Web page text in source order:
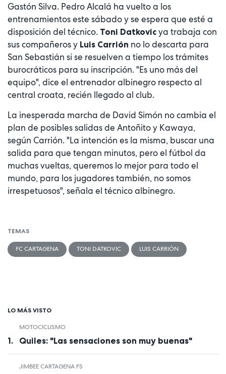
Gastón Silva. Pedro Alcalá ha vuelto a los
entrenamientos este sábado y se espera que esté a
disposición del técnico. Toni Datkovic ya trabaja con
sus compañeros y Luis Carrión no lo descarta para
San Sebastián si se resuelven a tiempo los trámites
burocráticos para su inscripción. "Es uno más del
equipo", dice el entrenador albinegro respecto al
central croata, recién llegado al club.
La inesperada marcha de David Simón no cambia el
plan de posibles salidas de Antoñito y Kawaya,
según Carrión. "La intención es la misma, buscar una
salida para que tengan minutos, pero el fútbol da
muchas vueltas, queremos lo mejor para todo el
mundo, para los jugadores también, no somos
irrespetuosos", señala el técnico albinegro.
TEMAS
FC CARTAGENA TONI DATKOVIC LUIS CARRIÓN
LO MÁS VISTO
MOTOCICLISMO
Quiles: "Las sensaciones son muy buenas"
JIMBEE CARTAGENA FS